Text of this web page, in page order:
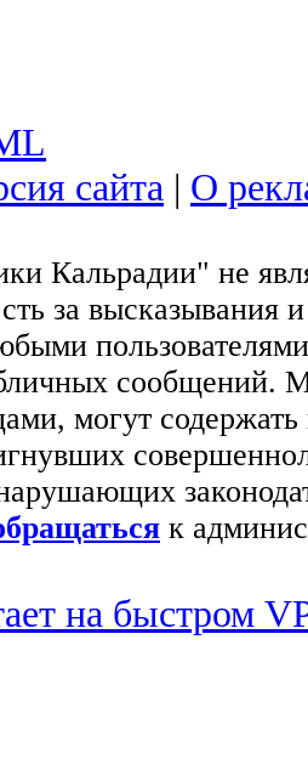
сайта | О
Кальрадии" не
за
сообщений.
могут
к
на быстром